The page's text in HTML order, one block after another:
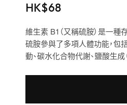
HK$68
維生素 B1（又稱硫胺）是一種
硫胺參與了多項人體功能，包
動、碳水化合物代謝、鹽酸生成